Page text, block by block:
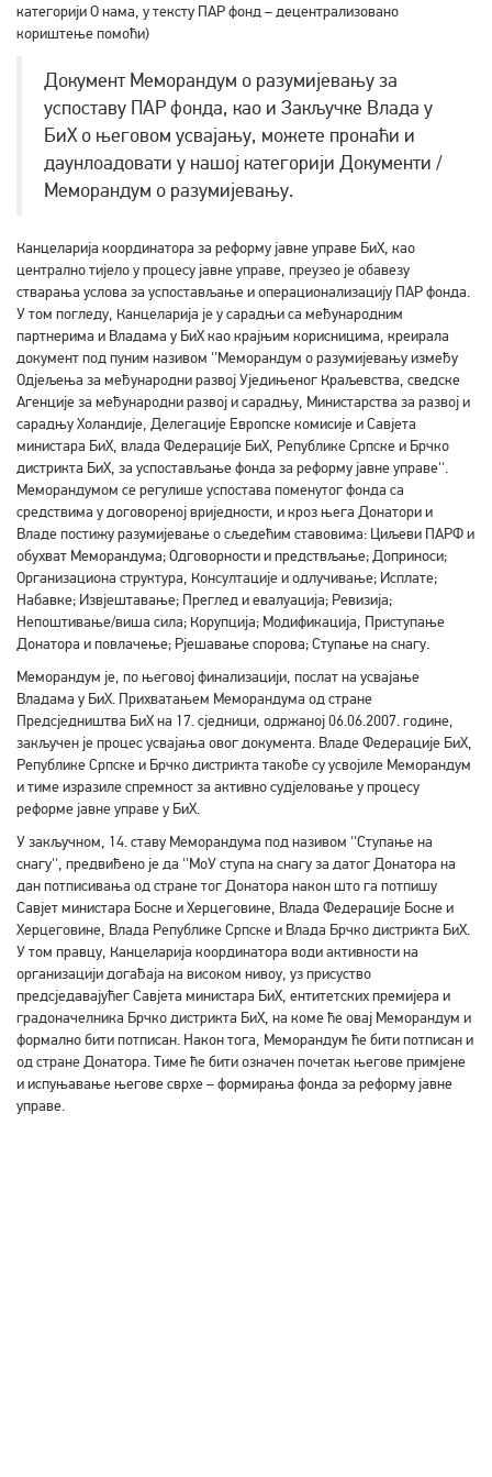
категорији О нама, у тексту ПAР фонд – децентрализовано
кориштење помоћи)
Документ Меморандум о разумијевању за
успоставу ПAР фонда, као и Закључке Влада у
БиХ о његовом усвајању, можете пронаћи и
даунлоадовати у нашој категорији Документи /
Меморандум о разумијевању.
Канцеларија координатора за реформу јавне управе БиХ, као
централно тијело у процесу јавне управе, преузео је обавезу
стварања услова за успостављање и операционализацију ПAР фонда.
У том погледу, Канцеларија је у сарадњи са међународним
партнерима и Владама у БиХ као крајњим корисницима, креирала
документ под пуним називом ''Меморандум о разумијевању између
Одјељења за међународни развој Уједињеног Краљевства, сведске
Aгенције за међународни развој и сарадњу, Министарства за развој и
сарадњу Холандије, Делегације Европске комисије и Савјета
министара БиХ, влада Федерације БиХ, Републике Српске и Брчко
дистрикта БиХ, за успостављање фонда за реформу јавне управе''.
Меморандумом се регулише успостава поменутог фонда са
средствима у договореној вриједности, и кроз њега Донатори и
Владе постижу разумијевање о сљедећим ставовима: Циљеви ПAРФ и
обухват Меморандума; Одговорности и предствљање; Доприноси;
Организациона структура, Консултације и одлучивање; Исплате;
Набавке; Извјештавање; Преглед и евалуација; Ревизија;
Непоштивање/виша сила; Корупција; Модификација, Приступање
Донатора и повлачење; Рјешавање спорова; Ступање на снагу.
Меморандум је, по његовој финализацији, послат на усвајање
Владама у БиХ. Прихватањем Меморандума од стране
Предсједништва БиХ на 17. сједници, одржаној 06.06.2007. године,
закључен је процес усвајања овог документа. Владе Федерације БиХ,
Републике Српске и Брчко дистрикта такође су усвојиле Меморандум
и тиме изразиле спремност за активно судјеловање у процесу
реформе јавне управе у БиХ.
У закључном, 14. ставу Меморандума под називом ''Ступање на
снагу'', предвиђено је да ''МоУ ступа на снагу за датог Донатора на
дан потписивања од стране тог Донатора након што га потпишу
Савјет министара Босне и Херцеговине, Влада Федерације Босне и
Херцеговине, Влада Републике Српске и Влада Брчко дистрикта БиХ.
У том правцу, Канцеларија координатора води активности на
организацији догађаја на високом нивоу, уз присуство
предсједавајућег Савјета министара БиХ, ентитетских премијера и
градоначелника Брчко дистрикта БиХ, на коме ће овај Меморандум и
формално бити потписан. Након тога, Меморандум ће бити потписан и
од стране Донатора. Тиме ће бити означен почетак његове примјене
и испуњавање његове сврхе – формирања фонда за реформу јавне
управе.